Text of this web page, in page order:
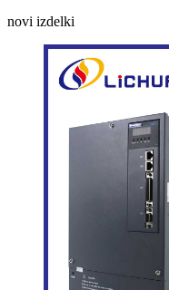
novi izdelki